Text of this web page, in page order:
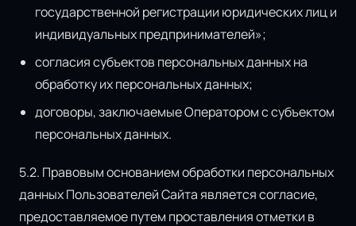
государственной регистрации юридических лиц и
индивидуальных предпринимателей»;
согласия субъектов персональных данных на
обработку их персональных данных;
договоры, заключаемые Оператором с субъектом
персональных данных.
5.2. Правовым основанием обработки персональных
данных Пользователей Сайта является согласие,
предоставляемое путем проставления отметки в